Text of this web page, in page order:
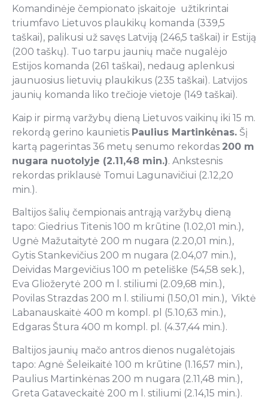
Komandinėje čempionato įskaitoje užtikrintai
triumfavo Lietuvos plaukikų komanda (339,5
taškai), palikusi už savęs Latviją (246,5 taškai) ir Estiją
(200 taškų). Tuo tarpu jaunių mače nugalėjo
Estijos komanda (261 taškai), nedaug aplenkusi
jaunuosius lietuvių plaukikus (235 taškai). Latvijos
jaunių komanda liko trečioje vietoje (149 taškai).
Kaip ir pirmą varžybų dieną Lietuvos vaikinų iki 15 m.
rekordą gerino kaunietis Paulius Martinkėnas. Šį
kartą pagerintas 36 metų senumo rekordas 200 m
nugara nuotolyje (2.11,48 min.). Ankstesnis
rekordas priklausė Tomui Lagunavičiui (2.12,20
min.).
Baltijos šalių čempionais antrąją varžybų dieną
tapo: Giedrius Titenis 100 m krūtine (1.02,01 min.),
Ugnė Mažutaitytė 200 m nugara (2.20,01 min.),
Gytis Stankevičius 200 m nugara (2.04,07 min.),
Deividas Margevičius 100 m peteliške (54,58 sek.),
Eva Gliožerytė 200 m l. stiliumi (2.09,68 min.),
Povilas Strazdas 200 m l. stiliumi (1.50,01 min.), Viktė
Labanauskaitė 400 m kompl. pl (5.10,63 min.),
Edgaras Štura 400 m kompl. pl. (4.37,44 min.).
Baltijos jaunių mačo antros dienos nugalėtojais
tapo: Agnė Šeleikaitė 100 m krūtine (1.16,57 min.),
Paulius Martinkėnas 200 m nugara (2.11,48 min.),
Greta Gataveckaitė 200 m l. stiliumi (2.14,15 min.).